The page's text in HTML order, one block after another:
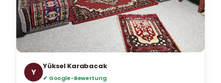
Y
Yüksel Karabacak
✔ Google-Bewertung